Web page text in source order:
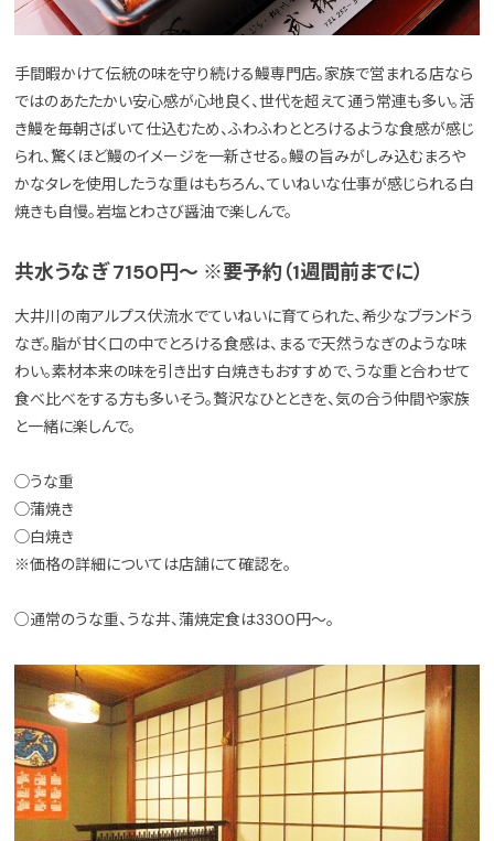
手間暇かけて伝統の味を守り続ける鰻専門店。家族で営まれる店なら
ではのあたたかい安心感が心地良く、世代を超えて通う常連も多い。活
き鰻を毎朝さばいて仕込むため、ふわふわととろけるような食感が感じ
られ、驚くほど鰻のイメージを一新させる。鰻の旨みがしみ込むまろや
かなタレを使用したうな重はもちろん、ていねいな仕事が感じられる白
焼きも自慢。岩塩とわさび醤油で楽しんで。
共水うなぎ 7150円〜 ※要予約（1週間前までに）
大井川の南アルプス伏流水でていねいに育てられた、希少なブランドう
なぎ。脂が甘く口の中でとろける食感は、まるで天然うなぎのような味
わい。素材本来の味を引き出す白焼きもおすすめで、うな重と合わせて
食べ比べをする方も多いそう。贅沢なひとときを、気の合う仲間や家族
と一緒に楽しんで。
◯うな重
◯蒲焼き
◯白焼き
※価格の詳細については店舗にて確認を。
○通常のうな重、うな丼、蒲焼定食は3300円～。